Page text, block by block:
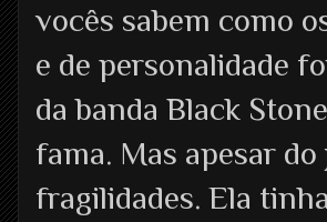
vocês sabem como
e de personalidade
da banda Black
fama. Mas apesar
fragilidades. Ela